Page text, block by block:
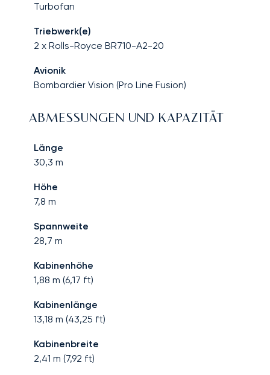
Turbofan
Triebwerk(e)
2 x Rolls-Royce BR710-A2-20
Avionik
Bombardier Vision (Pro Line Fusion)
ABMESSUNGEN UND KAPAZITÄT
Länge
30,3 m
Höhe
7,8 m
Spannweite
28,7 m
Kabinenhöhe
1,88 m (6,17 ft)
Kabinenlänge
13,18 m (43,25 ft)
Kabinenbreite
2,41 m (7,92 ft)